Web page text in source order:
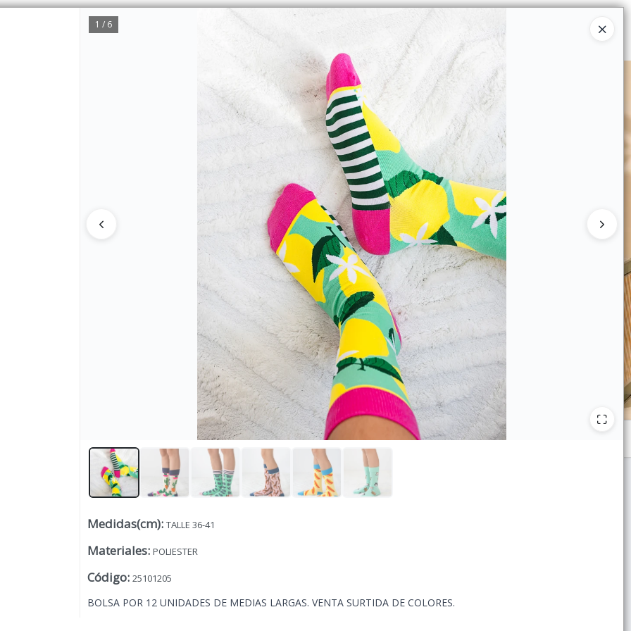
1 / 6
Medidas(cm): TALLE 36-41
Materiales: POLIESTER
Código: 25101205
BOLSA POR 12 UNIDADES DE MEDIAS LARGAS. VENTA SURTIDA DE COLORES.
CÓMO COMPRAR QUIÉNES SOMOS
Lista vacía